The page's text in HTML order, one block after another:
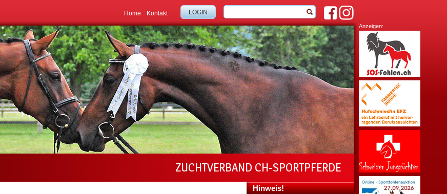
LOGIN
Home Kontakt
ZUCHTVERBAND CH-SPORTPFERDE
Hinweis!
Anzeigen: